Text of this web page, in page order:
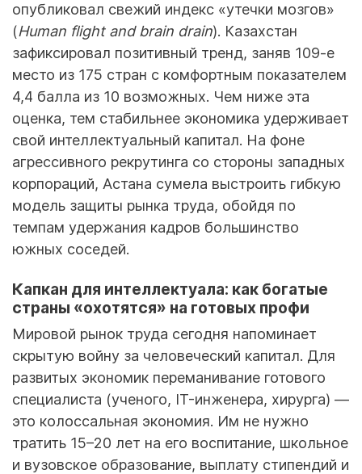
опубликовал свежий индекс «утечки мозгов»
(Human flight and brain drain). Казахстан
зафиксировал позитивный тренд, заняв 109-е
место из 175 стран с комфортным показателем
4,4 балла из 10 возможных. Чем ниже эта
оценка, тем стабильнее экономика удерживает
свой интеллектуальный капитал. На фоне
агрессивного рекрутинга со стороны западных
корпораций, Астана сумела выстроить гибкую
модель защиты рынка труда, обойдя по
темпам удержания кадров большинство
южных соседей.
Капкан для интеллектуала: как богатые
страны «охотятся» на готовых профи
Мировой рынок труда сегодня напоминает
скрытую войну за человеческий капитал. Для
развитых экономик переманивание готового
специалиста (ученого, IT-инженера, хирурга) —
это колоссальная экономия. Им не нужно
тратить 15–20 лет на его воспитание, школьное
и вузовское образование, выплату стипендий и